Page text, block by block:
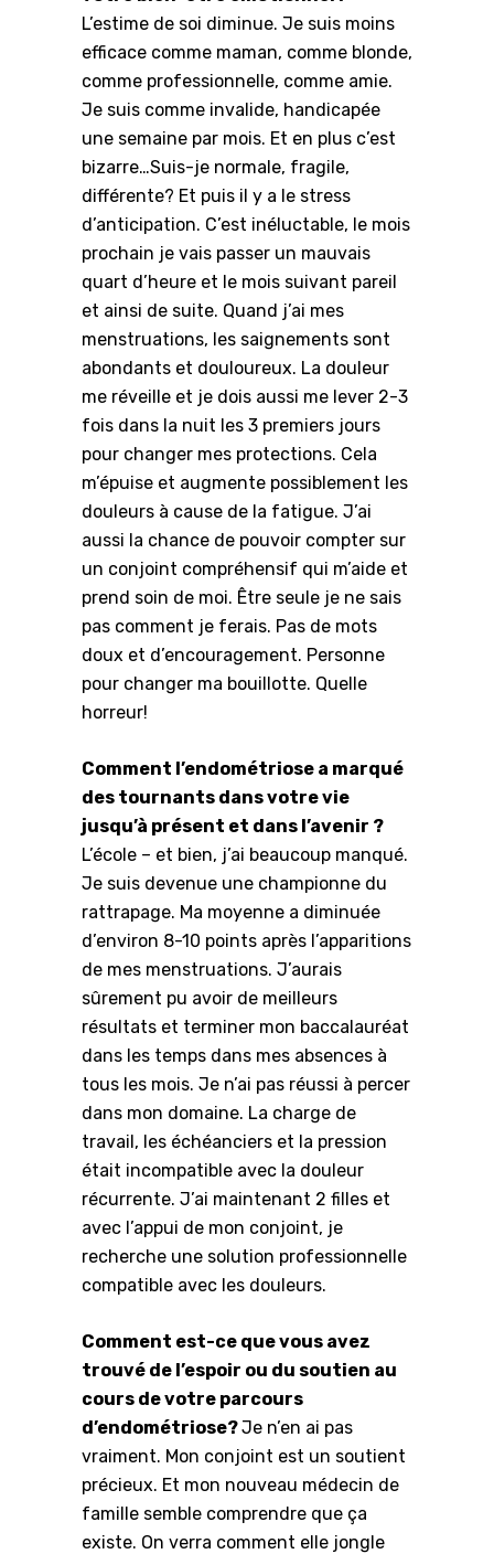
L’estime de soi diminue. Je suis moins
efficace comme maman, comme blonde,
comme professionnelle, comme amie.
Je suis comme invalide, handicapée
une semaine par mois. Et en plus c’est
bizarre…Suis-je normale, fragile,
différente? Et puis il y a le stress
d’anticipation. C’est inéluctable, le mois
prochain je vais passer un mauvais
quart d’heure et le mois suivant pareil
et ainsi de suite. Quand j’ai mes
menstruations, les saignements sont
abondants et douloureux. La douleur
me réveille et je dois aussi me lever 2-3
fois dans la nuit les 3 premiers jours
pour changer mes protections. Cela
m’épuise et augmente possiblement les
douleurs à cause de la fatigue. J’ai
aussi la chance de pouvoir compter sur
un conjoint compréhensif qui m’aide et
prend soin de moi. Être seule je ne sais
pas comment je ferais. Pas de mots
doux et d’encouragement. Personne
pour changer ma bouillotte. Quelle
horreur!
Comment l’endométriose a marqué
des tournants dans votre vie
jusqu’à présent et dans l’avenir ?
L’école – et bien, j’ai beaucoup manqué.
Je suis devenue une championne du
rattrapage. Ma moyenne a diminuée
d’environ 8-10 points après l’apparitions
de mes menstruations. J’aurais
sûrement pu avoir de meilleurs
résultats et terminer mon baccalauréat
dans les temps dans mes absences à
tous les mois. Je n’ai pas réussi à percer
dans mon domaine. La charge de
travail, les échéanciers et la pression
était incompatible avec la douleur
récurrente. J’ai maintenant 2 filles et
avec l’appui de mon conjoint, je
recherche une solution professionnelle
compatible avec les douleurs.
Comment est-ce que vous avez
trouvé de l’espoir ou du soutien au
cours de votre parcours
d’endométriose?Je n’en ai pas
vraiment. Mon conjoint est un soutient
précieux. Et mon nouveau médecin de
famille semble comprendre que ça
existe. On verra comment elle jongle